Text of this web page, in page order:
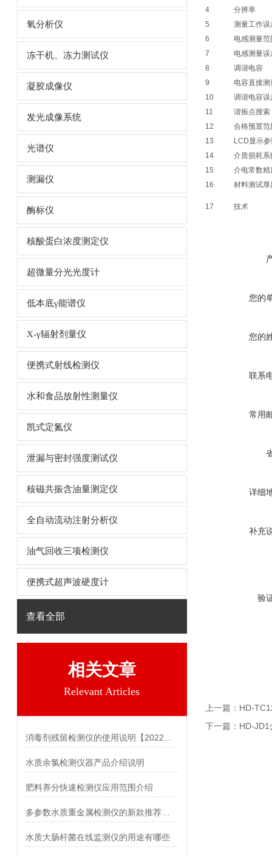
氧分析仪
冻干机、冻力测试仪
凝胶成像仪
发光成像系统
光谱仪
测漏仪
酶标仪
核酸蛋白浓度测定仪
超微量分光光度计
低本底γ能谱仪
X-γ辐射剂量仪
便携式射线检测仪
水和食品放射性测量仪
凯式定氮仪
泄漏与密封强度测试仪
核磁共振含油量测定仪
全自动流动注射分析仪
油气回收三项检测仪
便携式超声波硬度计
查看全部
相关文章
Relevant Articles
水质余氯检测仪器产品介绍说明
肥料养分快速检测仪应用范围介绍
水质大肠杆菌在线监测仪的用途有哪些
4
分辨率
5
测量工作误
6
电感测量范
7
电感测量误
8
调谐电容
9
电容直接测
10
调谐电容误
11
谐振点搜索
12
合格预置范
13
LCD显示参
14
介质损耗系
15
介电常数精
16
材料测试厚
17 技术
您的
您的
联系
常用
详细
补充
验
上一篇： HD-
下一篇： HD-JD1